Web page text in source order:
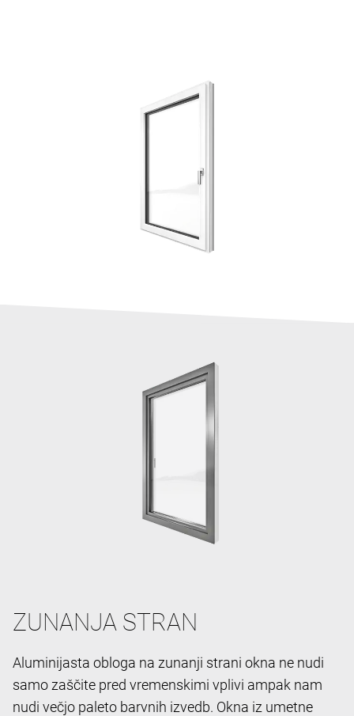
ZUNANJA STRAN
Aluminijasta obloga na zunanji strani okna ne nudi
samo zaščite pred vremenskimi vplivi ampak nam
nudi večjo paleto barvnih izvedb. Okna iz umetne